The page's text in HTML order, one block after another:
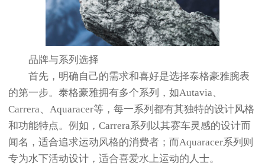
品牌与系列选择
首先，明确自己的需求和喜好是选择泰格豪雅腕表
的第一步。泰格豪雅拥有多个系列，如Autavia、
Carrera、Aquaracer等，每一系列都有其独特的设计风格
和功能特点。例如，Carrera系列以其赛车灵感的设计而
闻名，适合追求运动风格的消费者；而Aquaracer系列则
专为水下活动设计，适合喜爱水上运动的人士。